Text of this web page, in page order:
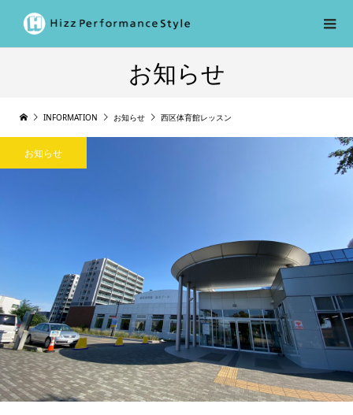
お知らせ
INFORMATION お知らせ 西区体育館レッスン
お知らせ